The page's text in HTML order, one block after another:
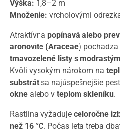
Výška: 1,8–2 m
Množenie: vrcholovými
Atraktívna popínavá alebo
áronovité (Araceae) pochádza
tmavozelené listy s
Kvôli vysokým nárokom na
substrát sa najúspešnejšie
okne alebo v teplom skleníku.
Rastlina vyžaduje celoročne
než 16 °C. Počas leta treba